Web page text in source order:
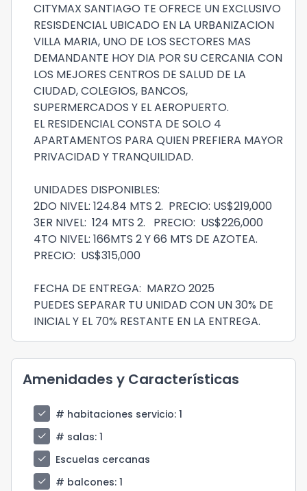
CITYMAX SANTIAGO TE OFRECE UN EXCLUSIVO
RESISDENCIAL UBICADO EN LA URBANIZACION
VILLA MARIA, UNO DE LOS SECTORES MAS
DEMANDANTE HOY DIA POR SU CERCANIA CON
LOS MEJORES CENTROS DE SALUD DE LA
CIUDAD, COLEGIOS, BANCOS,
SUPERMERCADOS Y EL AEROPUERTO.
EL RESIDENCIAL CONSTA DE SOLO 4
APARTAMENTOS PARA QUIEN PREFIERA MAYOR
PRIVACIDAD Y TRANQUILIDAD.
UNIDADES DISPONIBLES:
2DO NIVEL: 124.84 MTS 2. PRECIO: US$219,000
3ER NIVEL: 124 MTS 2. PRECIO: US$226,000
4TO NIVEL: 166MTS 2 Y 66 MTS DE AZOTEA.
PRECIO: US$315,000
FECHA DE ENTREGA: MARZO 2025
PUEDES SEPARAR TU UNIDAD CON UN 30% DE
INICIAL Y EL 70% RESTANTE EN LA ENTREGA.
Amenidades y Características
check # habitaciones servicio: 1
check
# salas: 1
check
Escuelas cercanas
check
# balcones: 1